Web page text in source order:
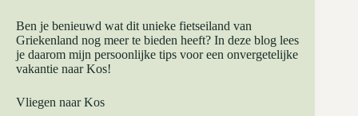
Ben je benieuwd wat dit unieke fietseiland van
Griekenland nog meer te bieden heeft? In deze blog lees
je daarom mijn persoonlijke tips voor een onvergetelijke
vakantie naar Kos!
Vliegen naar Kos